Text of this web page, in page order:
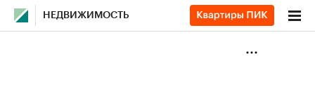
НЕДВИЖИМОСТЬ